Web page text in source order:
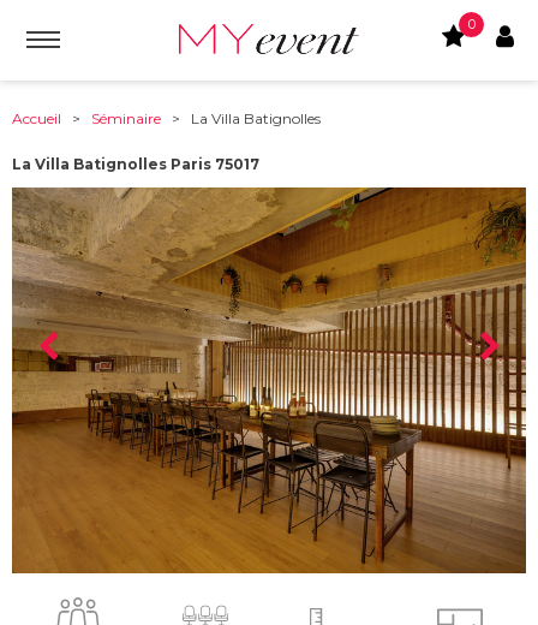
0
Accueil > Séminaire > La Villa Batignolles
La Villa Batignolles Paris 75017
Paris À partir de :
700 €